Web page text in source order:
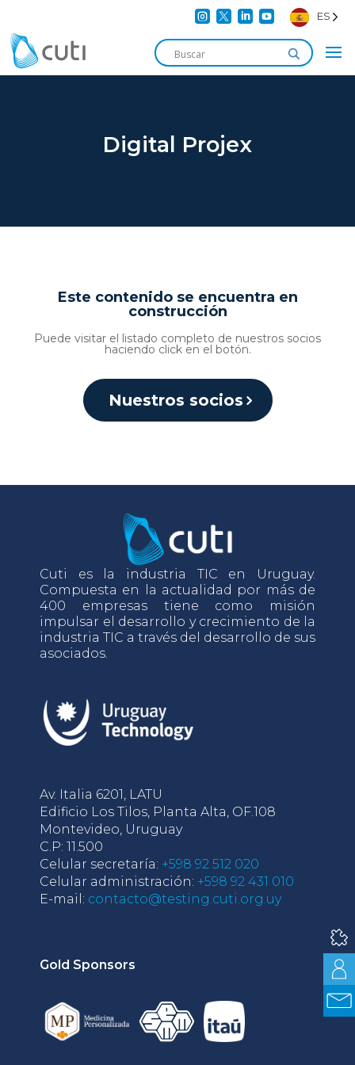
    ES
Digital Projex
Este contenido se encuentra en
construcción
Puede visitar el listado completo de nuestros socios
haciendo click en el botón.
Nuestros socios
Cuti es la industria TIC en Uruguay.
Compuesta en la actualidad por más de
400 empresas tiene como misión
impulsar el desarrollo y crecimiento de la
industria TIC a través del desarrollo de sus
asociados.
Av. Italia 6201, LATU
Edificio Los Tilos, Planta Alta, OF.108
Montevideo, Uruguay
C.P: 11.500
Celular secretaría: +598 92 512 020
Celular administración: +598 92 431 010
E-mail: contacto@testing.cuti.org.uy
Gold Sponsors